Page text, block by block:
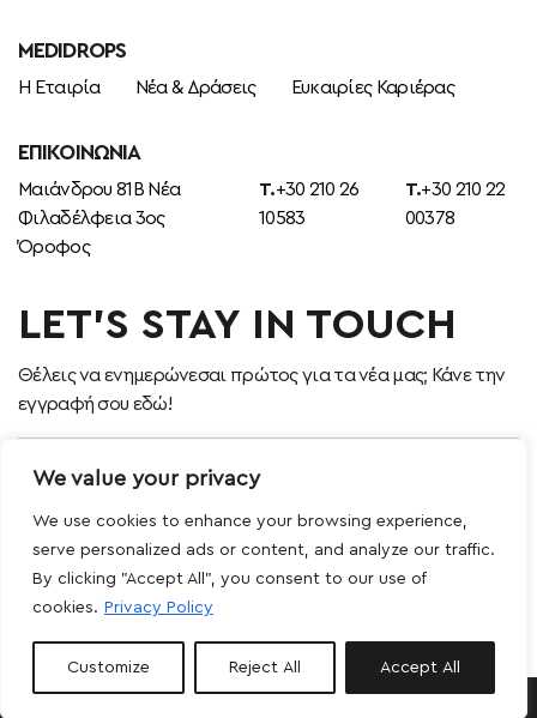
We value your privacy
We use cookies to enhance your browsing experience,
serve personalized ads or content, and analyze our traffic.
By clicking "Accept All", you consent to our use of
cookies. Privacy Policy
Customize Reject All Accept All
MEDIDROPS
Η Εταιρία Νέα & Δράσεις Ευκαιρίες Καριέρας
ΕΠΙΚΟΙΝΩΝΊΑ
Μαιάνδρου 81Β Νέα
Φιλαδέλφεια 3ος
Όροφος
T.+30 210 26
10583
T.+30 210 22
00378
LET’S STAY IN TOUCH
Θέλεις να ενημερώνεσαι πρώτος για τα νέα μας; Κάνε την
εγγραφή σου εδώ!
Αποδέχομαι τους όρους χρήσης
FOLLOW US
Design, Development & Marketing by DigitalUp